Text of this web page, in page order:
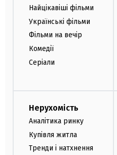
Найцікавіші фільми
Українські фільми
Фільми на вечір
Комедії
Серіали
Нерухомість
Аналітика ринку
Купівля житла
Тренди і натхнення